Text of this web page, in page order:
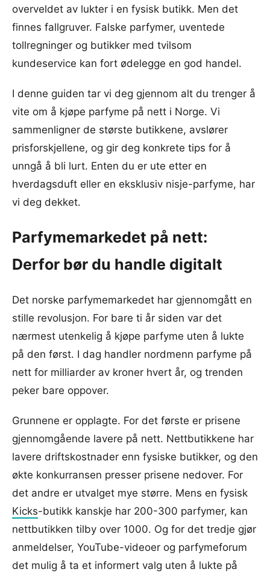
overveldet av lukter i en fysisk butikk. Men det
finnes fallgruver. Falske parfymer, uventede
tollregninger og butikker med tvilsom
kundeservice kan fort ødelegge en god handel.
I denne guiden tar vi deg gjennom alt du trenger å
vite om å kjøpe parfyme på nett i Norge. Vi
sammenligner de største butikkene, avslører
prisforskjellene, og gir deg konkrete tips for å
unngå å bli lurt. Enten du er ute etter en
hverdagsduft eller en eksklusiv nisje-parfyme, har
vi deg dekket.
Parfymemarkedet på nett:
Derfor bør du handle digitalt
Det norske parfymemarkedet har gjennomgått en
stille revolusjon. For bare ti år siden var det
nærmest utenkelig å kjøpe parfyme uten å lukte
på den først. I dag handler nordmenn parfyme på
nett for milliarder av kroner hvert år, og trenden
peker bare oppover.
Grunnene er opplagte. For det første er prisene
gjennomgående lavere på nett. Nettbutikkene har
lavere driftskostnader enn fysiske butikker, og den
økte konkurransen presser prisene nedover. For
det andre er utvalget mye større. Mens en fysisk
Kicks-butikk kanskje har 200-300 parfymer, kan
nettbutikken tilby over 1000. Og for det tredje gjør
anmeldelser, YouTube-videoer og parfymeforum
det mulig å ta et informert valg uten å lukte på